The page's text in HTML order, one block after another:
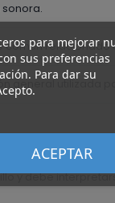
común relacionado
general utilizada
expresar
y debe
para mejorar
sus preferencias
Para dar su
ACEPTAR